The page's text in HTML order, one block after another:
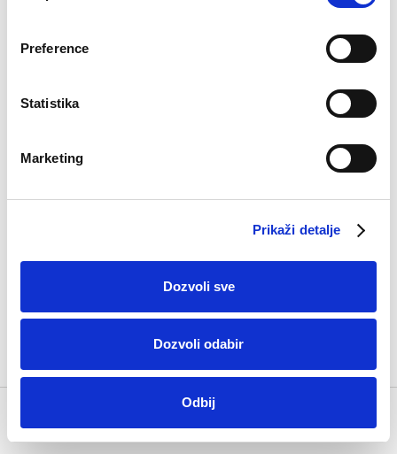
Preference
Statistika
Marketing
Prikaži detalje
Dozvoli sve
Dozvoli odabir
Odbij
7,50KM